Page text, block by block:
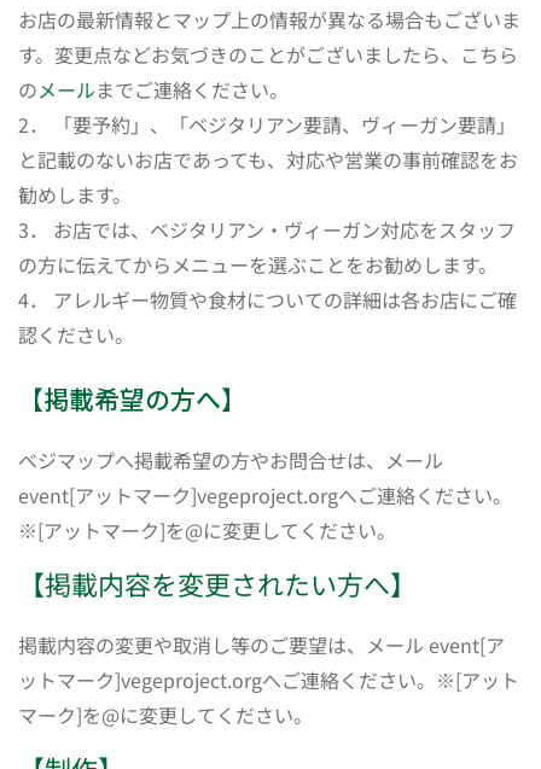
お店の最新情報とマップ上の情報が異なる場合もございま
す。変更点などお気づきのことがございましたら、こちら
のメールまでご連絡ください。
2． 「要予約」、「ベジタリアン要請、ヴィーガン要請」
と記載のないお店であっても、対応や営業の事前確認をお
勧めします。
3． お店では、ベジタリアン・ヴィーガン対応をスタッフ
の方に伝えてからメニューを選ぶことをお勧めします。
4． アレルギー物質や食材についての詳細は各お店にご確
認ください。
【掲載希望の方へ】
ベジマップへ掲載希望の方やお問合せは、メール
event[アットマーク]vegeproject.orgへご連絡ください。
※[アットマーク]を@に変更してください。
【掲載内容を変更されたい方へ】
掲載内容の変更や取消し等のご要望は、メール event[ア
ットマーク]vegeproject.orgへご連絡ください。※[アット
マーク]を@に変更してください。